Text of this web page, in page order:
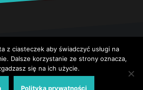
WordPressa|Szablon:Obliqueby
Themeisle.
Polityka prywatności
z ciasteczek aby świadczyć usługi na
Dalsze korzystanie ze strony oznacza,
się na ich użycie.
Polityka prywatności